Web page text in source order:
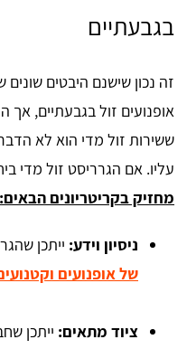
בגבעתיים
זה נכון שישנם היבטים
אופנועים זול בגבעתיים, אך
ששירות זול מדי הוא לא
עליו. אם הגרריסט זול מדי
מחזיק בקריטריונים הבאים:
ניסיון וידע: ייתכן
של אופנועים
ציוד מתאים: ייתכן